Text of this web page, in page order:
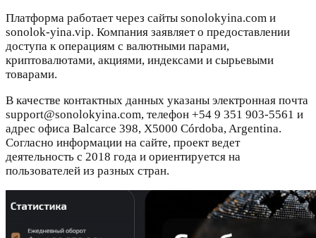
Платформа работает через сайты sonolokyina.com и
sonolok-yina.vip. Компания заявляет о предоставлении
доступа к операциям с валютными парами,
криптовалютами, акциями, индексами и сырьевыми
товарами.
В качестве контактных данных указаны электронная почта
support@sonolokyina.com, телефон +54 9 351 903-5561 и
адрес офиса Balcarce 398, X5000 Córdoba, Argentina.
Согласно информации на сайте, проект ведет
деятельность с 2018 года и ориентируется на
пользователей из разных стран.